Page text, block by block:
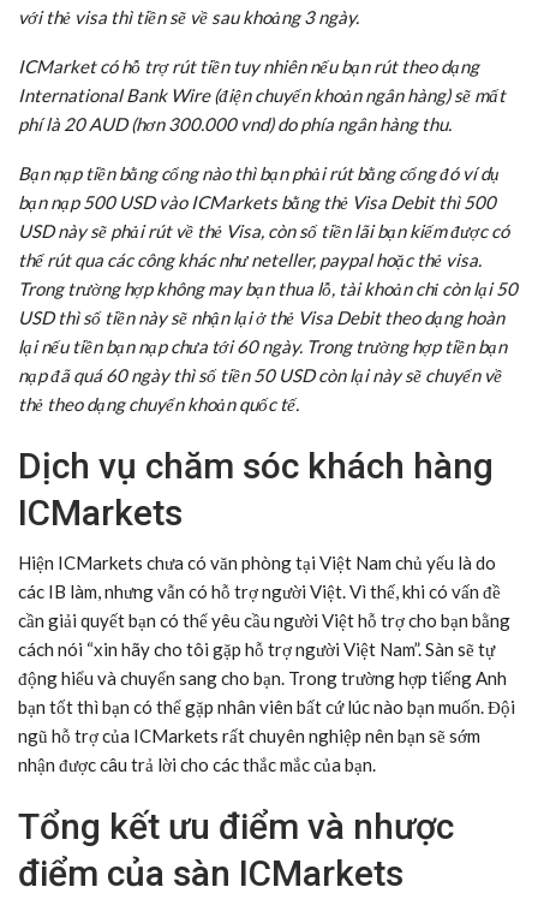
với thẻ visa thì tiền sẽ về sau khoảng 3 ngày.
ICMarket có hỗ trợ rút tiền tuy nhiên nếu bạn rút theo dạng
International Bank Wire (điện chuyển khoản ngân hàng) sẽ mất
phí là 20 AUD (hơn 300.000 vnd) do phía ngân hàng thu.
Bạn nạp tiền bằng cổng nào thì bạn phải rút bằng cổng đó ví dụ
bạn nạp 500 USD vào ICMarkets bằng thẻ Visa Debit thì 500
USD này sẽ phải rút về thẻ Visa, còn số tiền lãi bạn kiếm được có
thể rút qua các công khác như neteller, paypal hoặc thẻ visa.
Trong trường hợp không may bạn thua lỗ, tài khoản chỉ còn lại 50
USD thì số tiền này sẽ nhận lại ở thẻ Visa Debit theo dạng hoàn
lại nếu tiền bạn nạp chưa tới 60 ngày. Trong trường hợp tiền bạn
nạp đã quá 60 ngày thì số tiền 50 USD còn lại này sẽ chuyển về
thẻ theo dạng chuyển khoản quốc tế.
Dịch vụ chăm sóc khách hàng
ICMarkets
Hiện ICMarkets chưa có văn phòng tại Việt Nam chủ yếu là do
các IB làm, nhưng vẫn có hỗ trợ người Việt. Vì thế, khi có vấn đề
cần giải quyết bạn có thể yêu cầu người Việt hỗ trợ cho bạn bằng
cách nói “xin hãy cho tôi gặp hỗ trợ người Việt Nam”. Sàn sẽ tự
động hiểu và chuyển sang cho bạn. Trong trường hợp tiếng Anh
bạn tốt thì bạn có thể gặp nhân viên bất cứ lúc nào bạn muốn. Đội
ngũ hỗ trợ của ICMarkets rất chuyên nghiệp nên bạn sẽ sớm
nhận được câu trả lời cho các thắc mắc của bạn.
Tổng kết ưu điểm và nhược
điểm của sàn ICMarkets